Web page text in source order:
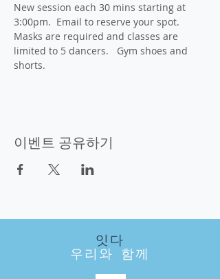
New session each 30 mins starting at
3:00pm.  Email to reserve your spot.
Masks are required and classes are
limited to 5 dancers.   Gym shoes and
shorts.
이벤트 공유하기
잇다
우리와 함께